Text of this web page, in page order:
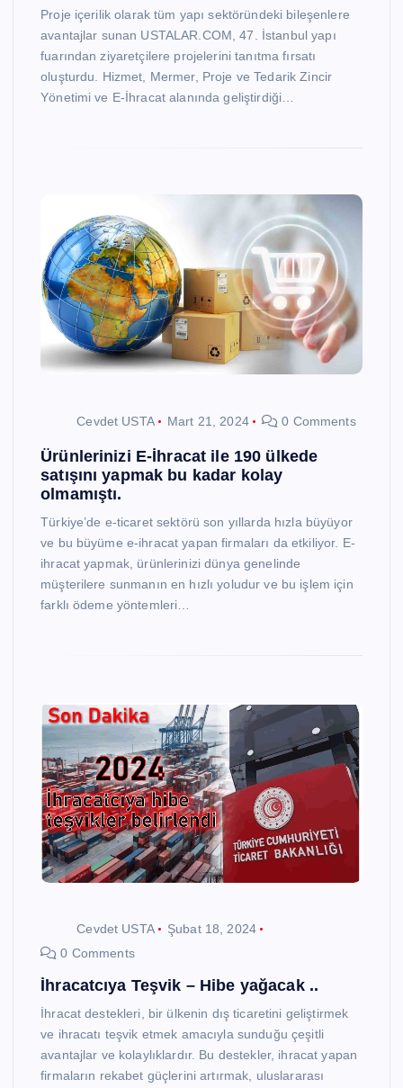
Proje içerilik olarak tüm yapı sektöründeki bileşenlere
avantajlar sunan USTALAR.COM, 47. İstanbul yapı
fuarından ziyaretçilere projelerini tanıtma fırsatı
oluşturdu. Hizmet, Mermer, Proje ve Tedarik Zincir
Yönetimi ve E-İhracat alanında geliştirdiği…
Cevdet USTA Mart 21, 2024 0 Comments
Ürünlerinizi E-İhracat ile 190 ülkede
satışını yapmak bu kadar kolay
olmamıştı.
Türkiye’de e-ticaret sektörü son yıllarda hızla büyüyor
ve bu büyüme e-ihracat yapan firmaları da etkiliyor. E-
ihracat yapmak, ürünlerinizi dünya genelinde
müşterilere sunmanın en hızlı yoludur ve bu işlem için
farklı ödeme yöntemleri…
Cevdet USTA
Şubat 18, 2024
0 Comments
İhracatcıya Teşvik – Hibe yağacak ..
İhracat destekleri, bir ülkenin dış ticaretini geliştirmek
ve ihracatı teşvik etmek amacıyla sunduğu çeşitli
avantajlar ve kolaylıklardır. Bu destekler, ihracat yapan
firmaların rekabet güçlerini artırmak, uluslararası